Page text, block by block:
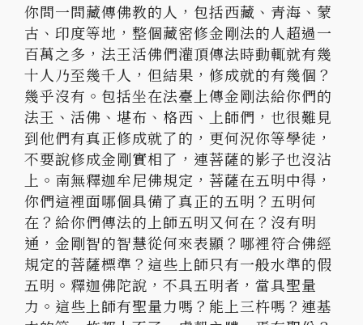
你問一問藏傳佛教的人，包括西藏、青海、蒙
古、印度等地，整個藏密修金剛法的人超過一
百萬之多，法王活佛們灌頂傳法時動輒就有幾
十人乃至幾千人，但結果，修成就的有幾個？
幾乎沒有。包括坐在法臺上傳金剛法給你們的
法王、活佛、堪布、格西、上師們，也很難見
到他們有真正修成就了的，更何況你等學徒，
不要說修成金剛實相了，連菩薩的影子也沒沾
上。南無釋迦牟尼佛規定，菩薩在五明中得，
你們這裡面哪個具備了真正的五明？五明何
在？給你們傳法的上師五明又何在？沒有明
通，金剛智的智慧從何來表顯？哪裡符合佛經
規定的菩薩標準？這些上師只有一般水準的假
五明。釋迦佛陀說，不具五明者，當具聖量
力。這些上師有聖量力嗎？能上三杵嗎？連基